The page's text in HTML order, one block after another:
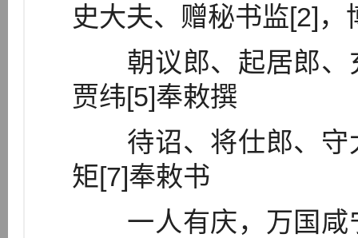
史大夫、赠秘书监[2]
朝议郎、起居郎、
贾纬[5]奉敕撰
待诏、将仕郎、守
矩[7]奉敕书
一人有庆，万国咸